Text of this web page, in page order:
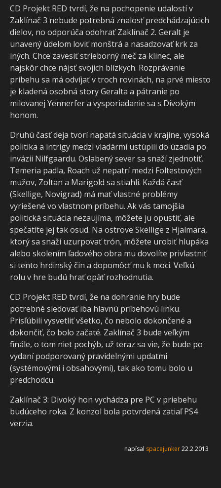
CD Projekt RED tvrdí, že na pochopenie udalostí v
Zaklínač 3 nebude potrebná znalosť predchádzajúcich
dielov, no odporúča odohrať Zaklínač 2. Geralt je
unavený údelom loviť monštrá a nasadzovať krk za
iných. Chce zavesiť strieborný meč za klinec, ale
najskôr chce nájsť svojich blízkych. Rozprávanie
príbehu sa má odvíjať v troch rovinách, na prvé miesto
je kladená osobná story Geralta a pátranie po
milovanej Yennerfer a vysporiadanie sa s Divokým
honom.
Druhú časť deja tvorí napätá situácia v krajine, vysoká
politika a intrigy medzi vladármi ustúpili do úzadia po
invázii Nilfgaardu. Oslabený sever sa snaží zjednotiť,
Temeria padla, Roach už nepatrí medzi Foltestových
mužov, Zoltan a Marigold sa stiahli. Každá časť
(Skellige, Novigrad) má mať vlastné problémy
vyriešené vo vlastnom príbehu. Ak vás tamojšia
politická situácia nezaujíma, môžete ju opustiť, ale
spečatíte jej tak osud. Na ostrove Skellige z Hjalmara,
ktorý sa snaží uzurpovať trón, môžete urobiť hlupáka
alebo skolením ľadového obra mu dovolíte privlastniť
si tento hrdinský čin a dopomôcť mu k moci. Veľkú
rolu v hre budú hrať opäť rozhodnutia.
CD Projekt RED tvrdí, že na dohranie hry bude
potrebné sledovať iba hlavnú príbehovú linku.
Prisľúbili vysvetliť všetko, čo nebolo dokončené a
dokončiť, čo bolo začaté. Zaklínač 3 bude veľkým
finále, o tom niet pochýb, už teraz sa vie, že bude po
vydaní podporovaný pravidelnými updatmi
(systémovými i obsahovými), tak ako tomu bolo u
predchodcu.
Zaklínač 3: Divoký hon vychádza pre PC v priebehu
budúceho roka. Z konzol bola potvrdená zatiaľ PS4
verzia.
napísal spacejunker22.2.2013